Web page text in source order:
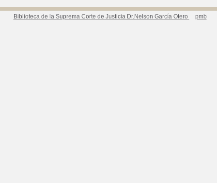
Biblioteca de la Suprema Corte de Justicia Dr.Nelson García Otero pmb